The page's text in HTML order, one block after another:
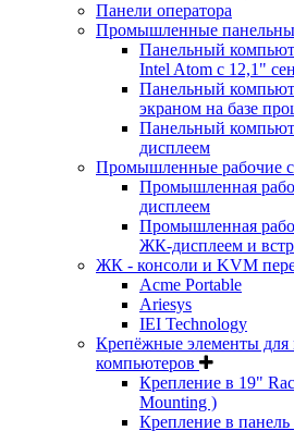
Панели оператора
Промышленные
Панельный
Intel Atom с 12,1"
Панельный
экраном на базе
Панельный
дисплеем
Промышленные рабочие
Промышленная
дисплеем
Промышленная
ЖК-дисплеем и
ЖК - консоли и KVM
Acme Portable
Ariesys
IEI Technology
Крепёжные элементы
компьютеров
Крепление в 19"
Mounting )
Крепление в